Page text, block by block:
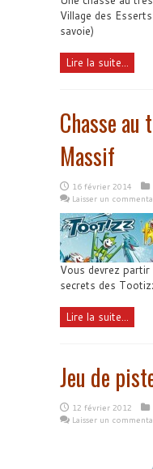
Village des
savoie)
Lire la suite...
Chasse au
Massif
16 février 2014
Laisser un
Vous devrez partir
secrets des
Lire la suite...
Jeu de
12 février 2012
Laisser un